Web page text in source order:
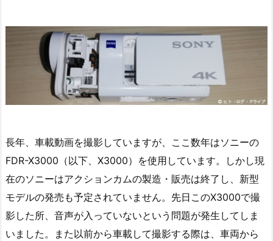
長年、車載動画を撮影していますが、ここ数年はソニーの
FDR-X3000（以下、X3000）を使用しています。しかし現
在のソニーはアクションカムの製造・販売は終了し、新型
モデルの発売も予定されていません。先日このX3000で撮
影した所、音声が入っていないという問題が発生してしま
いました。また以前から車載して撮影する際は、車両から